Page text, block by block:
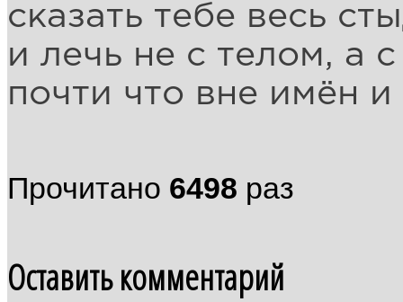
сказать тебе весь
и лечь не с телом, а
почти что вне имён и
Прочитано 6498 раз
Оставить комментарий